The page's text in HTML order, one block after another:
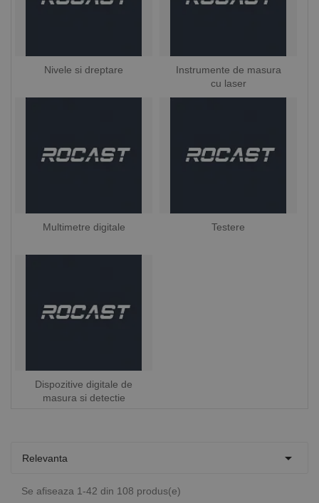
Nivele si dreptare
Instrumente de masura
cu laser
Multimetre digitale Testere
Dispozitive digitale de
masura si detectie
Relevanta 
Se afiseaza 1-42 din 108 produs(e)